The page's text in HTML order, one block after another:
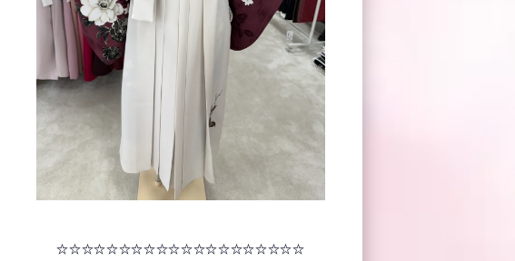
☆☆☆☆☆☆☆☆☆☆☆☆☆☆☆☆☆☆☆☆